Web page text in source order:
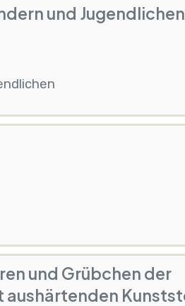
und Jugendlichen
und Grübchen der
aushärtenden